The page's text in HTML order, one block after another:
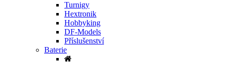
Turnigy
Hextronik
Hobbyking
DF-Models
Příslušenství
Baterie